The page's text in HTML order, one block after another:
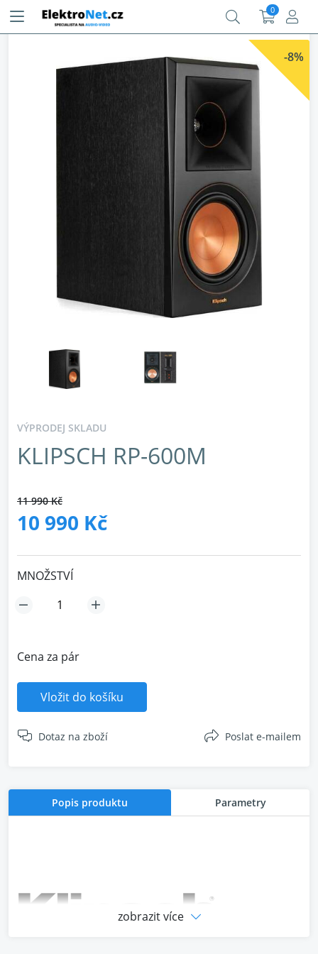
0
VÝPRODEJ SKLADU
KLIPSCH RP-600M
11 990 Kč
10 990 Kč
MNOŽSTVÍ
Cena za pár
Vložit do košíku
Dotaz na zboží Poslat e-mailem
-8%
Popis produktu Parametry
zobrazit více